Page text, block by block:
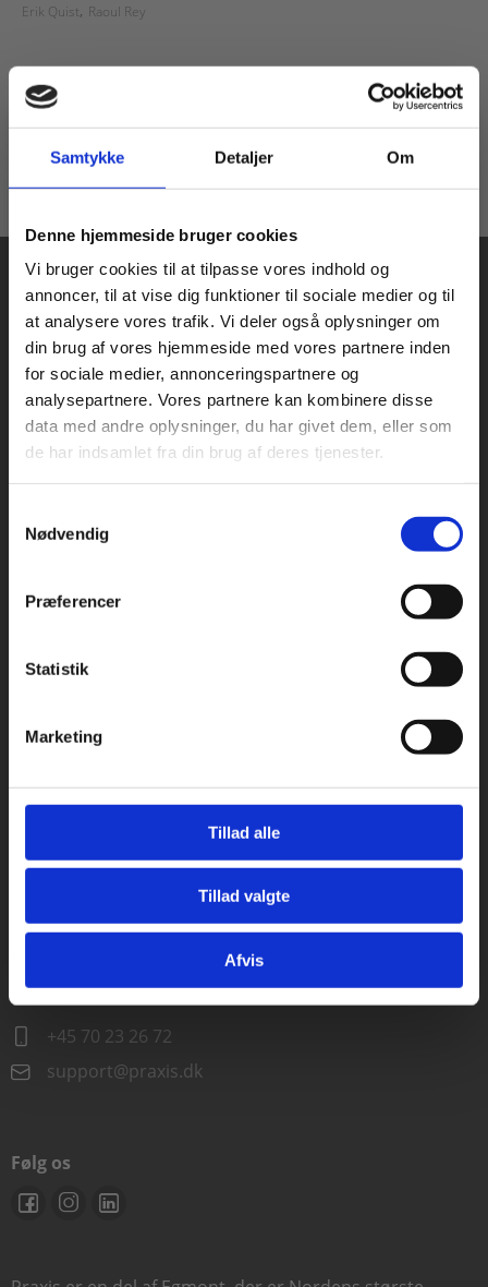
Samtykke Detaljer Om
Denne hjemmeside bruger cookies
Vi bruger cookies til at tilpasse vores indhold og
annoncer, til at vise dig funktioner til sociale medier og til
at analysere vores trafik. Vi deler også oplysninger om
din brug af vores hjemmeside med vores partnere inden
for sociale medier, annonceringspartnere og
analysepartnere. Vores partnere kan kombinere disse
data med andre oplysninger, du har givet dem, eller som
de har indsamlet fra din brug af deres tjenester.
Nødvendig
Præferencer
Statistik
Marketing
Tillad alle
Tillad valgte
Afvis
Erik Quist Raoul Rey
Fra
Praxis Forlag A/S
CVR 41280921
5000 Odense
Rødekro
Hærvejen 8
Alle hverdage kl. 10.00-15.00
Alle hverdage 8.00-15.00
+45 70 23 26 72
support@praxis.dk
Følg os
Køb læremidler og find masterclasses mm.
Fortsæt som:
For privatkunder og
studerende. Du får
vist priser inkl.
For institutioner og
virksomheder. Du
får vist priser ekskl.
Gå til praxisOnline